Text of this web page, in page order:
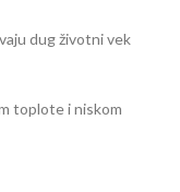
dug životni vek
toplote i niskom